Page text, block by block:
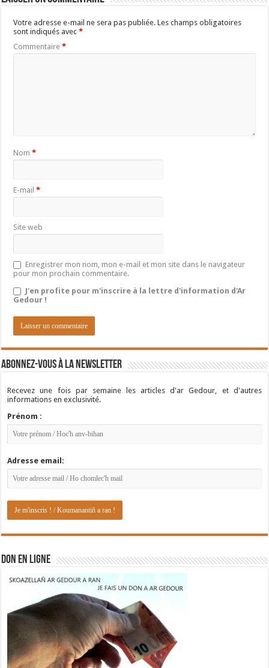
Votre adresse e-mail ne sera pas publiée. Les champs obligatoires
sont indiqués avec*
Commentaire*
Nom*
E-mail*
Site web
Enregistrer mon nom, mon e-mail et mon site dans le navigateur
pour mon prochain commentaire.
J'en profite pour m'inscrire à la lettre d'information d'Ar
Gedour !
Abonnez-vous à la newsletter
Recevez une fois par semaine les articles d'ar Gedour, et d'autres
informations en exclusivité.
Prénom :
Adresse email:
DON EN LIGNE